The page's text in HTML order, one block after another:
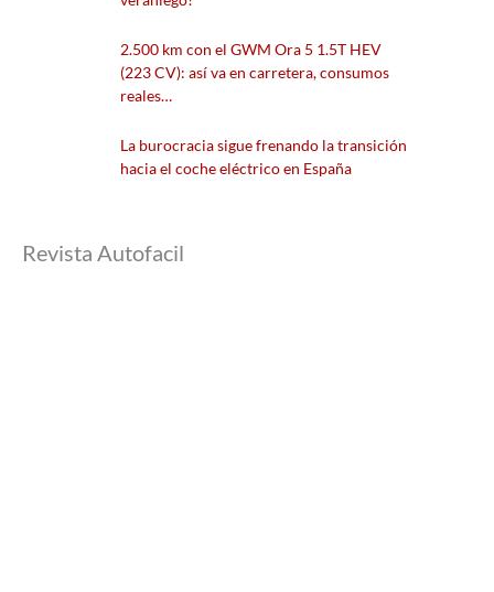
2.500 km con el GWM Ora 5 1.5T HEV
(223 CV): así va en carretera, consumos
reales…
La burocracia sigue frenando la transición
hacia el coche eléctrico en España
Revista Autofacil